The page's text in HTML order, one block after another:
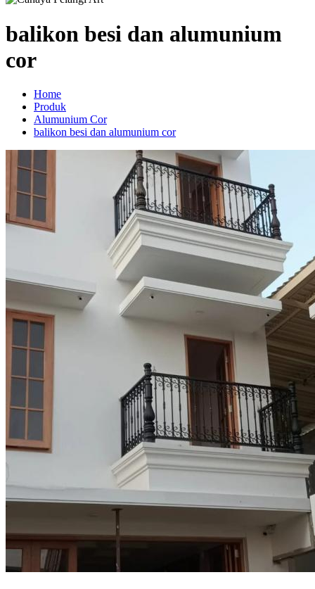
balikon besi dan alumunium
cor
Home
Produk
Alumunium Cor
balikon besi dan alumunium cor